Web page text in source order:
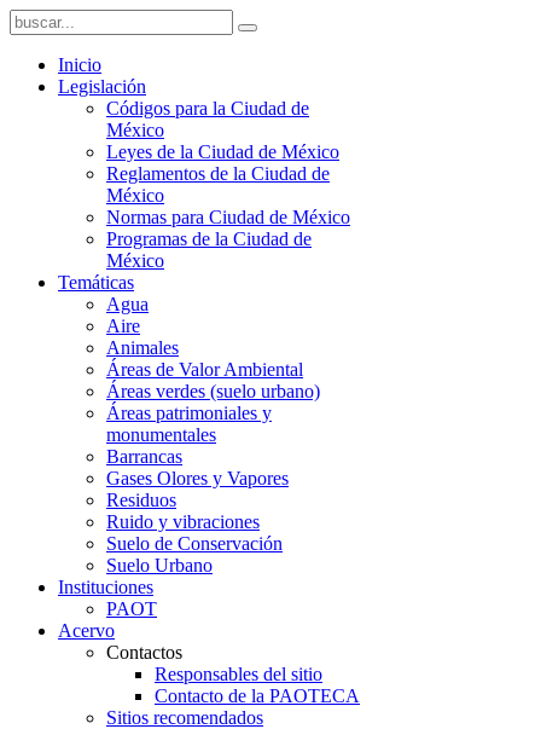
Inicio
Legislación
Códigos para la Ciudad de
México
Leyes de la Ciudad de México
Reglamentos de la Ciudad de
México
Normas para Ciudad de México
Programas de la Ciudad de
México
Temáticas
Agua
Aire
Animales
Áreas de Valor Ambiental
Áreas verdes (suelo urbano)
Áreas patrimoniales y
monumentales
Barrancas
Gases Olores y Vapores
Residuos
Ruido y vibraciones
Suelo de Conservación
Suelo Urbano
Instituciones
PAOT
Acervo
Contactos
Responsables del sitio
Contacto de la PAOTECA
Sitios recomendados